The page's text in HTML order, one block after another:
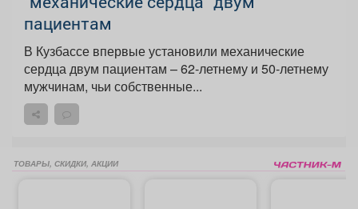
пациентам
В Кузбассе впервые установили механические
сердца двум пациентам – 62-летнему и 50-летнему
мужчинам, чьи собственные...
ТОВАРЫ, СКИДКИ, АКЦИИ